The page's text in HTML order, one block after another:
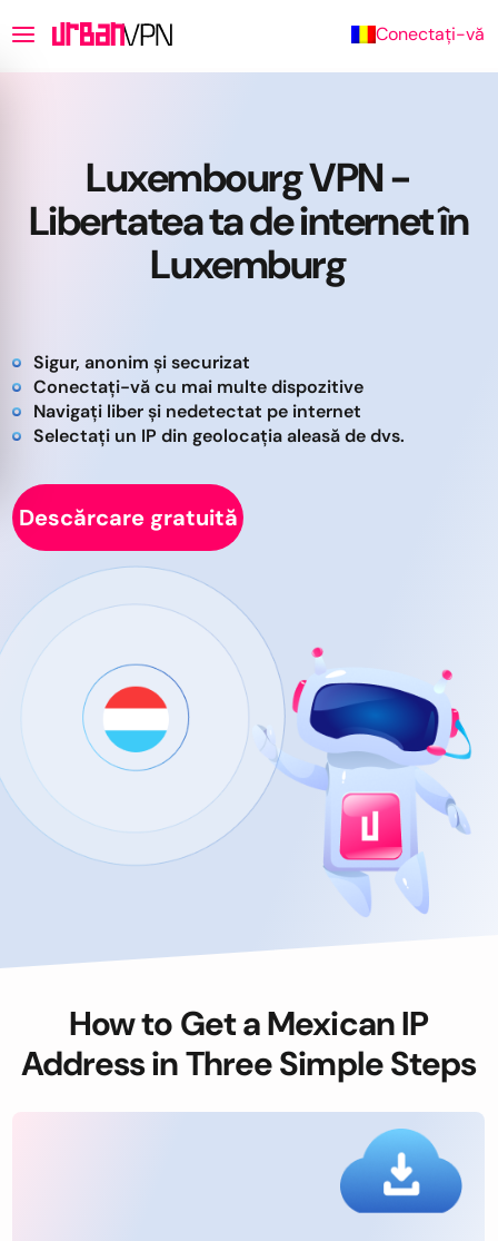
Conectați-vă
Luxembourg VPN -
Libertatea ta de internet în
Luxemburg
Sigur, anonim și securizat
Conectați-vă cu mai multe dispozitive
Navigați liber și nedetectat pe internet
Selectați un IP din geolocația aleasă de dvs.
Descărcare gratuită
How to Get a Mexican IP
Address in Three Simple Steps